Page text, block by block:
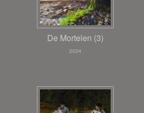
De Mortelen (3)
2024